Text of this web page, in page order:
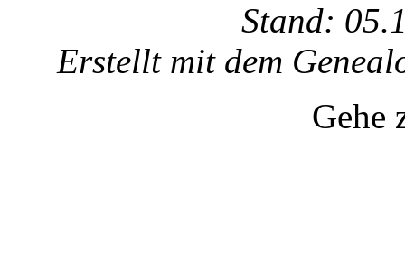
Stand:
Erstellt mit dem
Gehe